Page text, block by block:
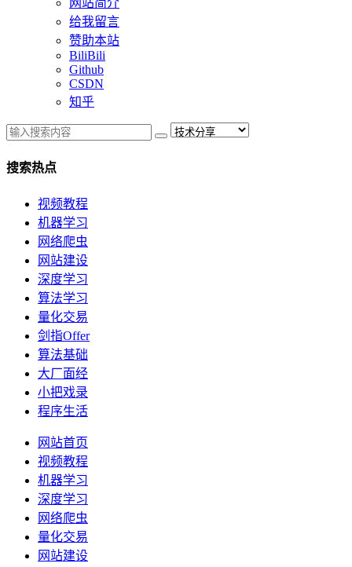
网站简介
给我留言
赞助本站
BiliBili
Github
CSDN
知乎
搜索热点
视频教程
机器学习
网络爬虫
网站建设
深度学习
算法学习
量化交易
剑指Offer
算法基础
大厂面经
小把戏录
程序生活
网站首页
视频教程
机器学习
深度学习
网络爬虫
量化交易
网站建设